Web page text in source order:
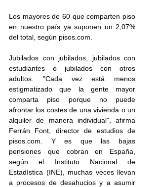
Los mayores de 60 que comparten piso
en nuestro país ya suponen un 2,07%
del total, según pisos.com.
Jubilados con jubilados, jubilados con
estudiantes o jubilados con otros
adultos. "Cada vez está menos
estigmatizado que la gente mayor
comparta piso porque no puede
afrontar los costes de una vivienda o un
alquiler de manera individual", afirma
Ferrán Font, director de estudios de
pisos.com. Y es que las bajas
pensiones que cobran en España,
según el Instituto Nacional de
Estadística (INE), muchas veces llevan
a procesos de desahucios y a asumir